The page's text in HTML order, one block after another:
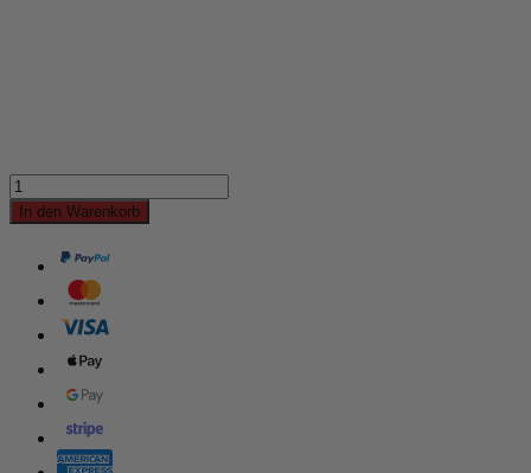
In den Warenkorb